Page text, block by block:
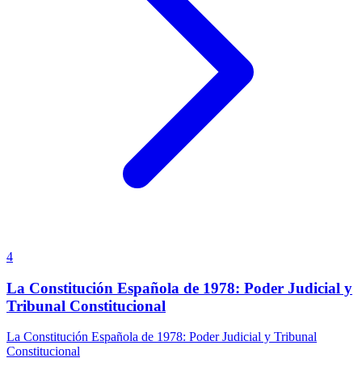
4
La Constitución Española de 1978: Poder Judicial y
Tribunal Constitucional
La Constitución Española de 1978: Poder Judicial y Tribunal
Constitucional